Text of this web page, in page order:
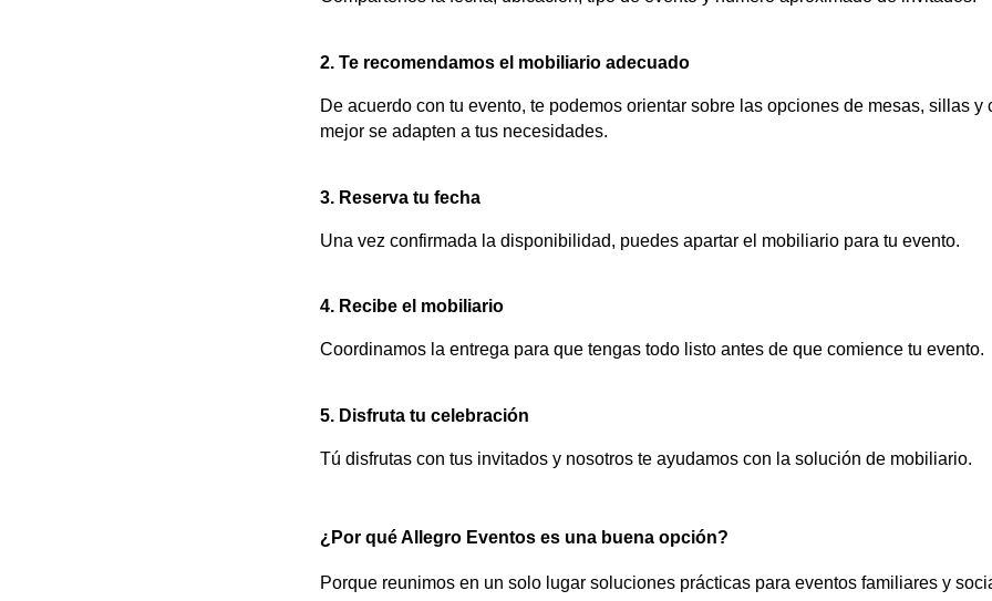
2. Te recomendamos el mobiliario adecuado
De acuerdo con tu evento, te podemos orientar sobre las opciones de mesas, sillas y
mejor se adapten a tus necesidades.
3. Reserva tu fecha
Una vez confirmada la disponibilidad, puedes apartar el mobiliario para tu evento.
4. Recibe el mobiliario
Coordinamos la entrega para que tengas todo listo antes de que comience tu evento.
5. Disfruta tu celebración
Tú disfrutas con tus invitados y nosotros te ayudamos con la solución de mobiliario.
¿Por qué Allegro Eventos es una buena opción?
Porque reunimos en un solo lugar soluciones prácticas para eventos familiares y